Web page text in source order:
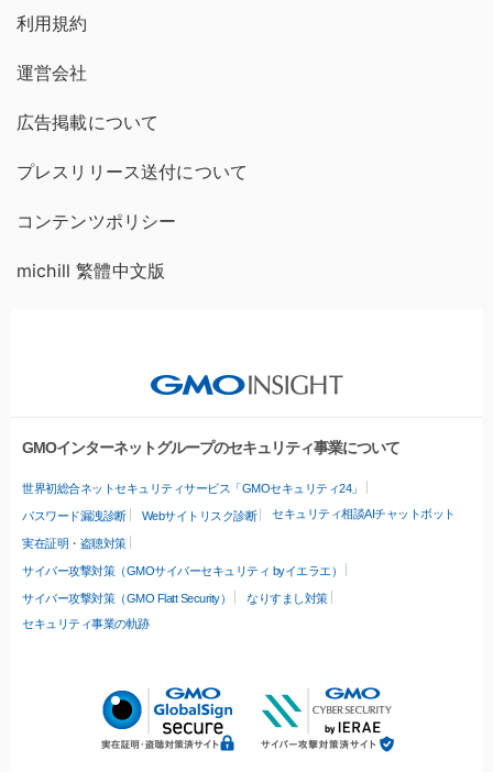
利用規約
運営会社
広告掲載について
プレスリリース送付について
コンテンツポリシー
michill 繁體中文版
GMOインターネットグループのセキュリティ事業について
世界初総合ネットセキュリティサービス「GMOセキュリティ24」
パスワード漏洩診断 Webサイトリスク診断 セキュリティ相談AIチャットボット
実在証明・盗聴対策
サイバー攻撃対策（GMOサイバーセキュリティ byイエラエ）
サイバー攻撃対策（GMO Flatt Security）
なりすまし対策
セキュリティ事業の軌跡